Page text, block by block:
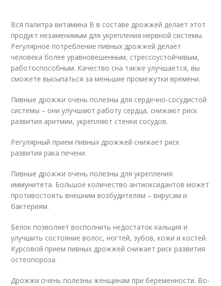
Вся палитра витамина В в составе дрожжей делает этот
продукт незаменимым для укрепления нервной системы.
Регулярное потребление пивных дрожжей делает
человека более уравновешенным, стрессоустойчивым,
работоспособным. Качество сна также улучшается, вы
сможете высыпаться за меньшие промежутки времени.
Пивные дрожжи очень полезны для сердечно-сосудистой
системы – они улучшают работу сердца, снижают риск
развития аритмии, укрепляют стенки сосудов.
Регулярный прием пивных дрожжей снижает риск
развития рака печени.
Пивные дрожжи очень полезны для укрепления
иммунитета. Большое количество антиоксидантов может
противостоять внешним возбудителям – вирусам и
бактериям.
Белок позволяет восполнить недостаток кальция и
улучшить состояние волос, ногтей, зубов, кожи и костей.
Курсовой прием пивных дрожжей снижает риск развития
остеопороза.
Дрожжи очень полезны женщинам при беременности. Во-